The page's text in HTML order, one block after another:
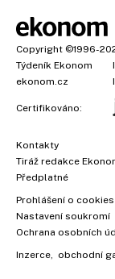
Copyright ©1996-
Týdeník Ekonom
ekonom.cz
Certifikováno:
Kontakty
Tiráž redakce
Předplatné
Prohlášení o cookies
Nastavení soukromí
Ochrana osobních
Inzerce , obchodní